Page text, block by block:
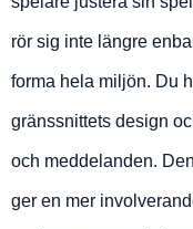
rör sig inte längre
forma hela miljön. Du
gränssnittets design
och meddelanden.
ger en mer